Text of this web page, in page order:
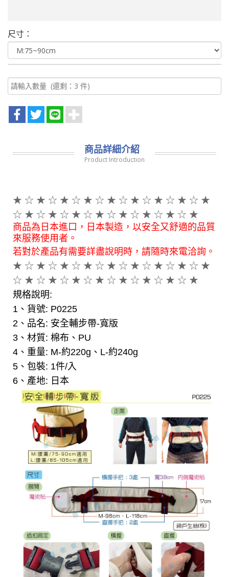
PRODUCT SEARCH產品搜尋
產品搜尋
尺寸：
商品詳細介紹
Product Introduction
★ ☆ ★ ☆ ★ ☆ ★ ☆ ★ ☆ ★ ☆ ★ ☆ ★ ☆ ★
☆ ★ ☆ ★ ☆ ★ ☆ ★ ☆ ★ ☆ ★ ☆ ★ ☆ ★
商品為日本進口，日本製造，以安全又舒適的品質
來服務使用者。
若對於產品有需要詳盡說明時，請隨時來電洽詢。
★ ☆ ★ ☆ ★ ☆ ★ ☆ ★ ☆ ★ ☆ ★ ☆ ★ ☆ ★
☆ ★ ☆ ★ ☆ ★ ☆ ★ ☆ ★ ☆ ★ ☆ ★ ☆ ★
規格說明:
1、貨號: P0225
2、品名: 安全輔步帶-寬版
3、材質: 棉布、PU
4、重量: M-約220g、L-約240g
5、包裝: 1件/入
6、產地: 日本